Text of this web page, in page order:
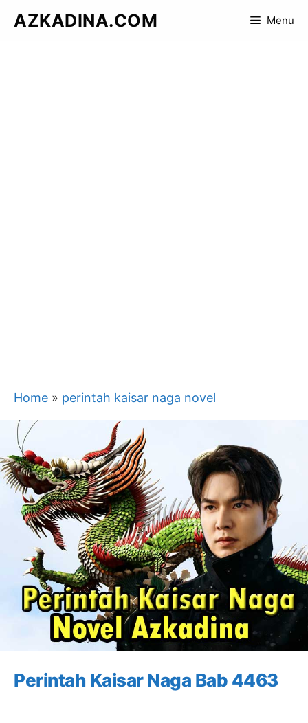
AZKADINA.COM Menu
Home » perintah kaisar naga novel
Perintah Kaisar Naga Bab 4463